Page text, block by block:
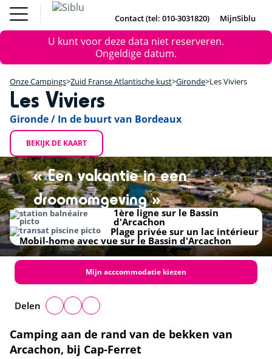
Overslaan
en
naar
gaan
Fun Pass
Parken)
Kopen
DE FR IE EN
Onze Campings
Vakantie Inspiratie
Aanbiedingen
Accommodaties / Kampeerplaatsen
Ontdek Siblu
Fun Pass (Franse Parken)
Chalet Kopen
DE FR
Contact (tel: 010-3031820) MijnSiblu
FoutmeldingU kunt voor deze data niet reserveren.
Ongeldige datum.
Onze Campings Zuid Franse Atlantische kust Gironde Les Viviers
Les Viviers
Gironde / In de buurt van Bordeaux
BEKIJK DE KAART
−
« Een vakantie in een
droomomgeving »
Camping aan de rand van de bekken van
Arcachon, bij Cap-Ferret
1ère ligne sur le Bassin
d'Arcachon
Plage privée sur un lac intérieur
Mobil-home avec vue sur le Bassin d'Arcachon
Mijn acccommodatie kiezen
Delen